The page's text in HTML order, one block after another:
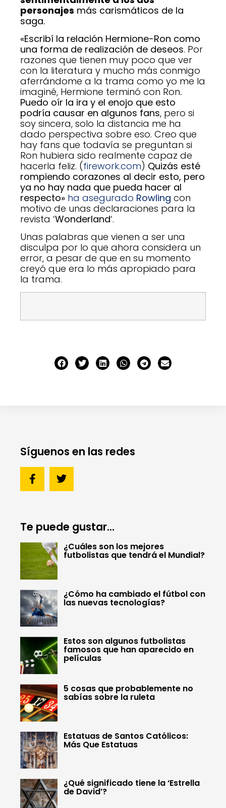
personajes más carismáticos de la
saga.
«Escribí la relación Hermione-Ron como
una forma de realización de deseos. Por
razones que tienen muy poco que ver
con la literatura y mucho más conmigo
aferrándome a la trama como yo me la
imaginé, Hermione terminó con Ron.
Puedo oír la ira y el enojo que esto
podría causar en algunos fans, pero si
soy sincera, solo la distancia me ha
dado perspectiva sobre eso. Creo que
hay fans que todavía se preguntan si
Ron hubiera sido realmente capaz de
hacerla feliz. (firework.com) Quizás esté
rompiendo corazones al decir esto, pero
ya no hay nada que pueda hacer al
respecto» ha asegurado Rowling con
motivo de unas declaraciones para la
revista ‘Wonderland‘.
Unas palabras que vienen a ser una
disculpa por lo que ahora considera un
error, a pesar de que en su momento
creyó que era lo más apropiado para
la trama.
Síguenos en las redes
Te puede gustar...
¿Cuáles son los mejores
futbolistas que tendrá el Mundial?
¿Cómo ha cambiado el fútbol con
las nuevas tecnologías?
Estos son algunos futbolistas
famosos que han aparecido en
películas
5 cosas que probablemente no
sabías sobre la ruleta
Estatuas de Santos Católicos:
Más Que Estatuas
¿Qué significado tiene la ‘Estrella
de David’?